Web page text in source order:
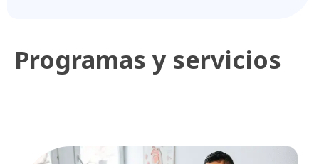
Programas y servicios